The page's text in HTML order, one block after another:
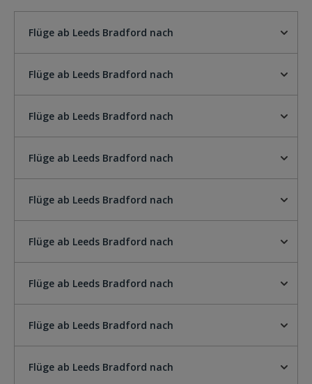
Flüge ab Leeds Bradford nach
Flüge ab Leeds Bradford nach
Flüge ab Leeds Bradford nach
Flüge ab Leeds Bradford nach
Flüge ab Leeds Bradford nach
Flüge ab Leeds Bradford nach
Flüge ab Leeds Bradford nach
Flüge ab Leeds Bradford nach
Flüge ab Leeds Bradford nach